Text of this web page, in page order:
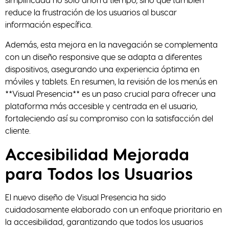
reduce la frustración de los usuarios al buscar
información específica.
Además, esta mejora en la navegación se complementa
con un diseño responsive que se adapta a diferentes
dispositivos, asegurando una experiencia óptima en
móviles y tablets. En resumen, la revisión de los menús en
**Visual Presencia** es un paso crucial para ofrecer una
plataforma más accesible y centrada en el usuario,
fortaleciendo así su compromiso con la satisfacción del
cliente.
Accesibilidad Mejorada
para Todos los Usuarios
El nuevo diseño de Visual Presencia ha sido
cuidadosamente elaborado con un enfoque prioritario en
la accesibilidad, garantizando que todos los usuarios